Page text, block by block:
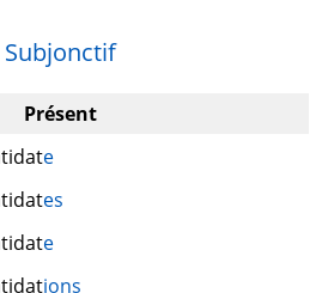
Subjonctif
Présent
e
es
e
ions